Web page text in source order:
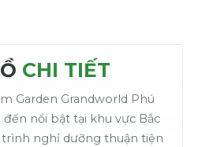
CHI TIẾT
Garden Grandworld Phú
nổi bật tại khu vực Bắc
nghỉ dưỡng thuận tiện